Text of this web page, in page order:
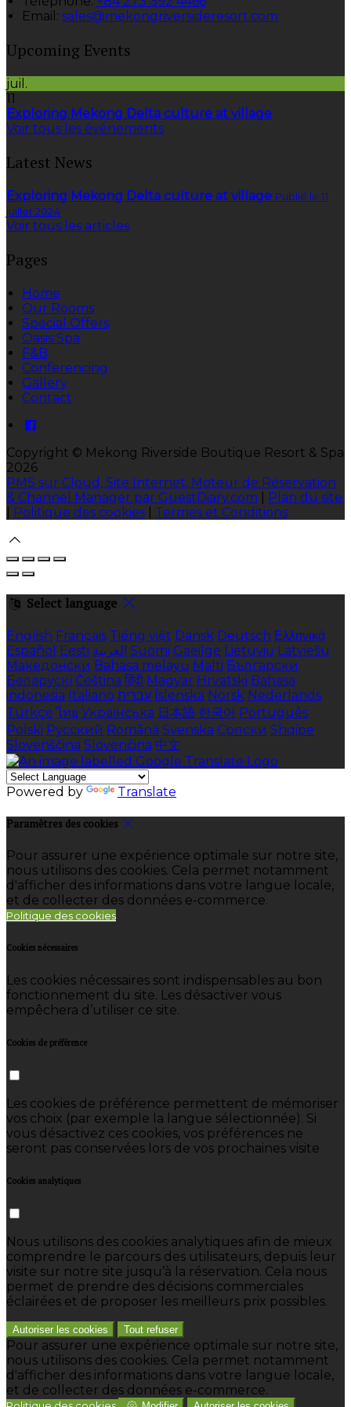
Email: sales@mekongriversideresort.com
Upcoming Events
juil.
11
Exploring Mekong Delta culture at village
Voir tous les événements
Latest News
Exploring Mekong Delta culture at village Publié le 11
juillet 2024
Voir tous les articles
Pages
Home
Our Rooms
Special Offers
Oasis Spa
F&B
Conferencing
Gallery
Contact
Copyright © Mekong Riverside Boutique Resort & Spa
2026
PMS sur Cloud, Site Internet, Moteur de Réservation
& Channel Manager par GuestDiary.com
Plan du site
Politique des cookies Termes et Conditions
Select language
English Français Tiếng việt Dansk Deutsch Ελληνικά
Español Eesti العربية Suomi Gaeilge Lietuvių Latviešu
Македонски Bahasa melayu Malti Български
Беларускі Čeština हिंदी Magyar Hrvatski Bahasa
indonesia Italiano עברית Íslenska Norsk Nederlands
Türkçe ไทย Українська 日本語 한국어 Português
Polski Русский Română Svenska Српски Shqipe
Slovenščina Slovenčina 中文
Powered by Translate
Paramètres des cookies
Pour assurer une expérience optimale sur notre site,
nous utilisons des cookies. Cela permet notamment
d'afficher des informations dans votre langue locale,
et de collecter des données e-commerce.
Politique des cookies
Cookies nécessaires
Les cookies nécessaires sont indispensables au bon
fonctionnement du site. Les désactiver vous
empêchera d’utiliser ce site.
Cookies de préférence
Les cookies de préférence permettent de mémoriser
vos choix (par exemple la langue sélectionnée). Si
vous désactivez ces cookies, vos préférences ne
seront pas conservées lors de vos prochaines visite
Cookies analytiques
Nous utilisons des cookies analytiques afin de mieux
comprendre le parcours des utilisateurs, depuis leur
visite sur notre site jusqu’à la réservation. Cela nous
permet de prendre des décisions commerciales
éclairées et de proposer les meilleurs prix possibles.
Autoriser les cookies Tout refuser
Pour assurer une expérience optimale sur notre site,
nous utilisons des cookies. Cela permet notamment
d'afficher des informations dans votre langue locale,
et de collecter des données e-commerce.